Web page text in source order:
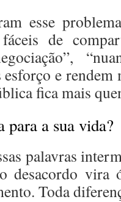
esse
de
esforço e
fica mais
para a sua vida?
palavras
desacordo
Toda